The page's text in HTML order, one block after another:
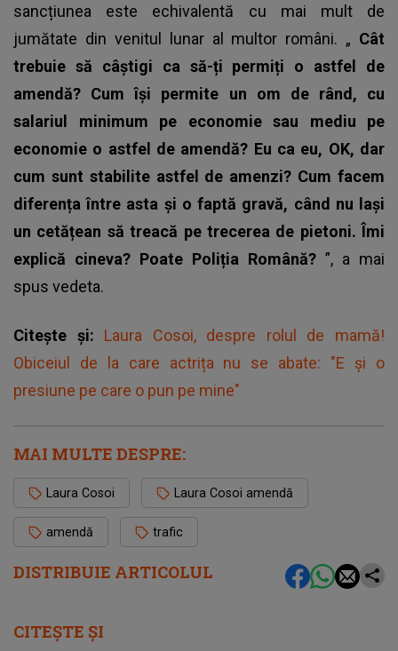
DISTRIBUIE ARTICOLUL
sancțiunea este echivalentă cu mai mult de
jumătate din venitul lunar al multor români. „ Cât
trebuie să câștigi ca să-ți permiți o astfel de
amendă? Cum își permite un om de rând, cu
salariul minimum pe economie sau mediu pe
economie o astfel de amendă? Eu ca eu, OK, dar
cum sunt stabilite astfel de amenzi? Cum facem
diferența între asta și o faptă gravă, când nu lași
un cetățean să treacă pe trecerea de pietoni. Îmi
explică cineva? Poate Poliția Română? ”, a mai
spus vedeta.
Citește și: Laura Cosoi, despre rolul de mamă!
Obiceiul de la care actrița nu se abate: "E și o
presiune pe care o pun pe mine"
MAI MULTE DESPRE:
Laura Cosoi Laura Cosoi amendă
amendă trafic
CITEȘTE ȘI